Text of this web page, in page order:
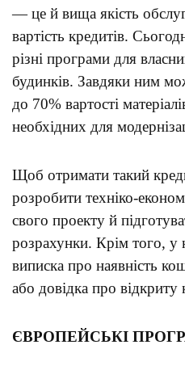
— це й вища якість
вартість кредитів.
різні програми для
будинків. Завдяки ним
до 70% вартості
необхідних для
Щоб отримати такий
розробити техніко-
свого проекту й
розрахунки. Крім того, у
виписка про наявність
або довідка про відкриту
ЄВРОПЕЙСЬКІ